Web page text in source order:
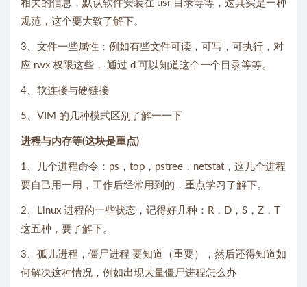
相关的信息，默认软件安装在 usr 目录等等，这其实是一种
规范，这个要大致了解下。
3、文件一些属性：例如有些文件可读，可写，可执行，对
应 rwx 权限这些， 通过 d 可以知道这个一个目录等等。
4、软连接与硬链接
5、VIM 的几种模式区别了解一一下
进程与内存等(这块是重点)
1、几个进程命令：ps，top，pstree，netstat，这几个进程
要自己用一用，工作后经常用到的，重点学习了解下。
2、Linux 进程的一些状态，记得好几种：R，D，S，Z，T
这五种，要了解下。
3、孤儿进程，僵尸进程 要知道（重要），然后还得知道如
何解决这种情况，例如出现大量僵尸进程怎么办